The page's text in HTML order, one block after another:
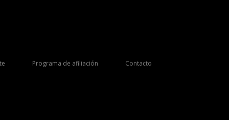
Programa de afiliación Contacto